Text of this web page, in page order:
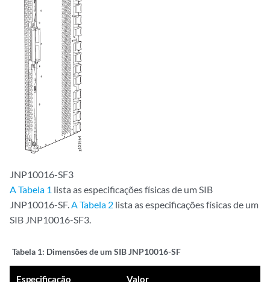
JNP10016-SF3
A Tabela 1 lista as especificações físicas de um SIB
JNP10016-SF.A Tabela 2 lista as especificações físicas de um
SIB JNP10016-SF3.
Tabela 1: Dimensões de um SIB JNP10016-SF
Especificação Valor